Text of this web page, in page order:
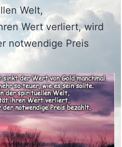
Welt,
Wert verliert, wird
notwendige Preis